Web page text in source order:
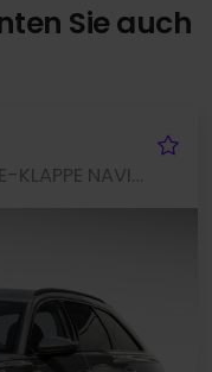
Sie auch
A6 Avant 35 S LINE CAM ACC E-KLAPPE NAVI+ LM17